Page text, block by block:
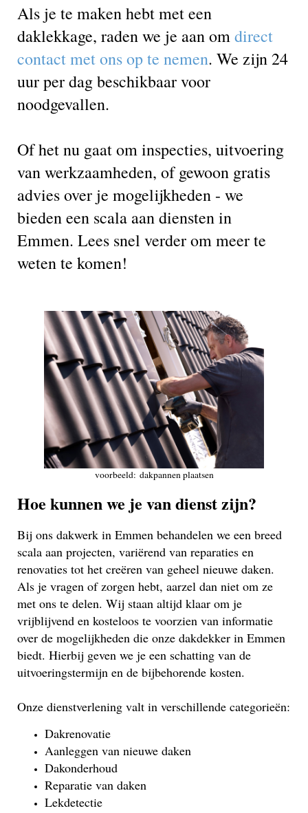
Als je te maken hebt met een
daklekkage, raden we je aan omdirect
contact met ons op te nemen. We zijn 24
uur per dag beschikbaar voor
noodgevallen.
Of het nu gaat om inspecties, uitvoering
van werkzaamheden, of gewoon gratis
advies over je mogelijkheden - we
bieden een scala aan diensten in
Emmen. Lees snel verder om meer te
weten te komen!
voorbeeld: dakpannen plaatsen
Hoe kunnen we je van dienst zijn?
Bij ons dakwerk in Emmen behandelen we een breed
scala aan projecten, variërend van reparaties en
renovaties tot het creëren van geheel nieuwe daken.
Als je vragen of zorgen hebt, aarzel dan niet om ze
met ons te delen. Wij staan altijd klaar om je
vrijblijvend en kosteloos te voorzien van informatie
over de mogelijkheden die onze dakdekker in Emmen
biedt. Hierbij geven we je een schatting van de
uitvoeringstermijn en de bijbehorende kosten.
Onze dienstverlening valt in verschillende categorieën:
Dakrenovatie
Aanleggen van nieuwe daken
Dakonderhoud
Reparatie van daken
Lekdetectie